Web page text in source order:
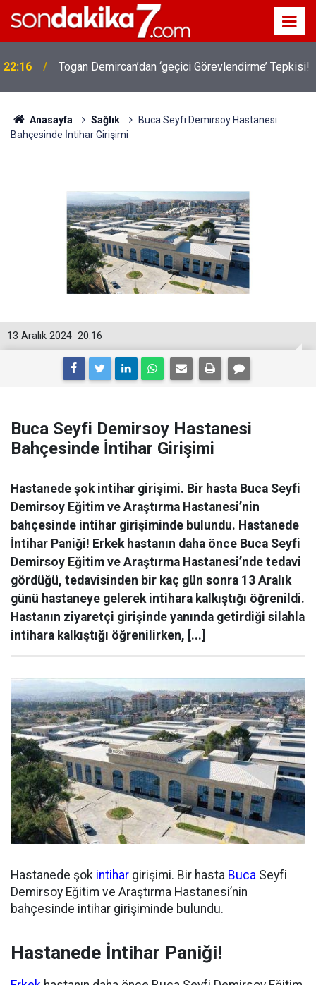
22:16 Togan Demircan’dan ‘geçici Görevlendirme’ Tepkisi!
Anasayfa Sağlık
Buca Seyfi Demirsoy Hastanesi
Bahçesinde İ̇ntihar Girişimi
20:16
13 Aralık 2024
Buca Seyfi Demirsoy Hastanesi
Bahçesinde İ̇ntihar Girişimi
Hastanede şok intihar girişimi. Bir hasta Buca Seyfi
Demirsoy Eğitim ve Araştırma Hastanesi’nin
bahçesinde intihar girişiminde bulundu. Hastanede
İntihar Paniği! Erkek hastanın daha önce Buca Seyfi
Demirsoy Eğitim ve Araştırma Hastanesi’nde tedavi
gördüğü, tedavisinden bir kaç gün sonra 13 Aralık
günü hastaneye gelerek intihara kalkıştığı öğrenildi.
Hastanın ziyaretçi girişinde yanında getirdiği silahla
intihara kalkıştığı öğrenilirken, [...]
Hastanede şok intihar girişimi. Bir hasta Buca Seyfi
Demirsoy Eğitim ve Araştırma Hastanesi’nin
bahçesinde intihar girişiminde bulundu.
Hastanede İntihar Paniği!